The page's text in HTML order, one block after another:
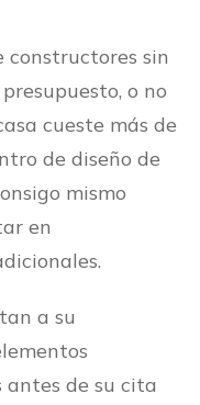
constructores sin
o no
cueste más de
de diseño de
mismo
en
a su
antes de su cita